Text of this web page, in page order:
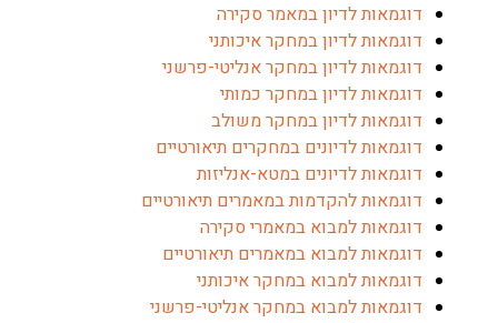
דוגמאות לדיון במאמר סקירה
דוגמאות לדיון במחקר איכותני
דוגמאות לדיון במחקר אנליטי-פרשני
דוגמאות לדיון במחקר כמותי
דוגמאות לדיון במחקר משולב
דוגמאות לדיונים במחקרים תיאורטיים
דוגמאות לדיונים במטא-אנליזות
דוגמאות להקדמות במאמרים תיאורטיים
דוגמאות למבוא במאמרי סקירה
דוגמאות למבוא במאמרים תיאורטיים
דוגמאות למבוא במחקר איכותני
דוגמאות למבוא במחקר אנליטי-פרשני